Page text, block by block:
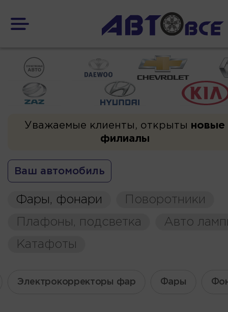
Уважаемые клиенты, открыты новые
филиалы
Ваш автомобиль
Фары, фонари
Поворотники
Плафоны, подсветка
Авто
Катафоты
Электрокорректоры фар Фары